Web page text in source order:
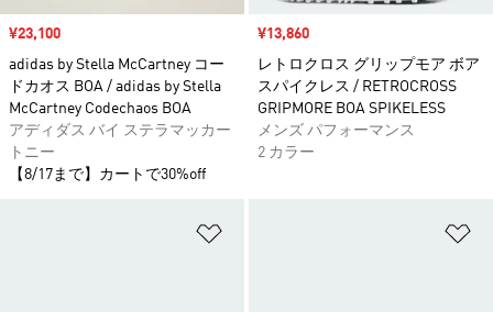
セール価格
¥23,100
adidas by Stella McCartney コー
ドカオス BOA / adidas by Stella
McCartney Codechaos BOA
アディダス バイ ステラマッカー
トニー
【8/17まで】カートで30%off
セール価格
¥13,860
レトロクロス グリップモア ボア
スパイクレス / RETROCROSS
GRIPMORE BOA SPIKELESS
メンズ パフォーマンス
2 カラー